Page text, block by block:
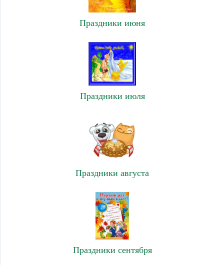
Праздники июня
Праздники июля
Праздники августа
Праздники сентября